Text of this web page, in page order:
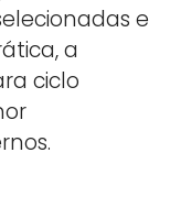
e
a
ciclo